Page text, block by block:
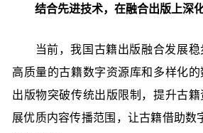
结合先进技术，在融合出版上深
当前，我国古籍出版融合发展稳
高质量的古籍数字资源库和多样化
出版物突破传统出版限制，提升古
展优质内容传播范围，让古籍借助数